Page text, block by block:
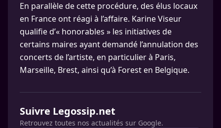
En parallèle de cette procédure, des élus locaux
en France ont réagi à l’affaire. Karine Viseur
qualifie d’« honorables » les initiatives de
certains maires ayant demandé l’annulation des
concerts de l’artiste, en particulier à Paris,
Marseille, Brest, ainsi qu’à Forest en Belgique.
Suivre Legossip.net
Retrouvez toutes nos actualités sur Google.